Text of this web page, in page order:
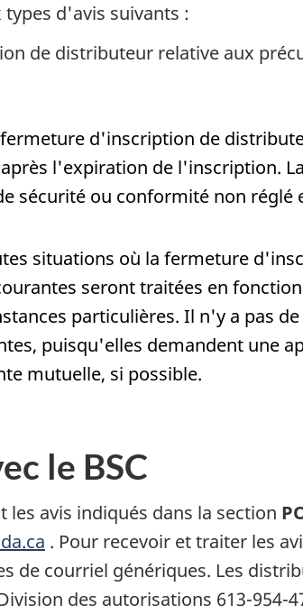
d'avis suivants :
de distributeur relative aux
d'inscription de
l'expiration de l'inscription.
sécurité ou conformité non réglé
situations où la fermeture
seront traitées en
particulières. Il n'y a pas
puisqu'elles demandent une
mutuelle, si possible.
le BSC
avis indiqués dans la section
. Pour recevoir et traiter les
de courriel génériques. Les
des autorisations 613-